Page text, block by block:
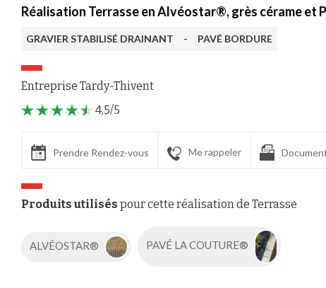
Réalisation Terrasse en Alvéostar®, grès cérame et
GRAVIER STABILISÉ DRAINANT - PAVÉ BORDURE
Entreprise Tardy-Thivent
4,5/5
Prendre Rendez-vous Me rappeler
Produits utilisés pour cette réalisation de Terrasse
ALVÉOSTAR® PAVÉ LA COUTURE®